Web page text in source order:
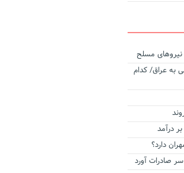
نیروهای مسلح
به عراق/ کدام
درآمد
دارد؟
سر صادرات آورد